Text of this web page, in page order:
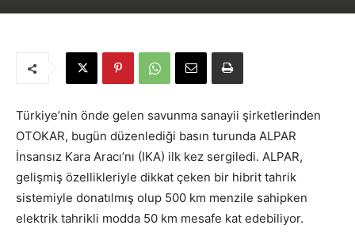
Türkiye’nin önde gelen savunma sanayii şirketlerinden
OTOKAR, bugün düzenlediği basın turunda ALPAR
İnsansız Kara Aracı’nı (IKA) ilk kez sergiledi. ALPAR,
gelişmiş özellikleriyle dikkat çeken bir hibrit tahrik
sistemiyle donatılmış olup 500 km menzile sahipken
elektrik tahrikli modda 50 km mesafe kat edebiliyor.